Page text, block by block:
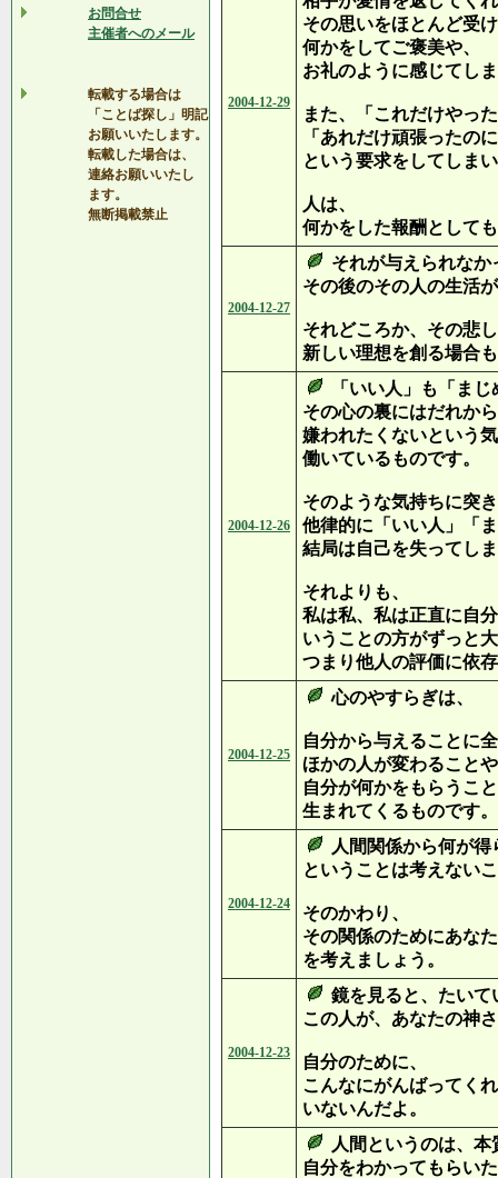
お問合せ
主催者へのメール
転載する場合は
「ことば探し」明記
お願いいたします。
転載した場合は、
連絡お願いいたし
ます。
無断掲載禁止
2004-12-29
その思いをほとんど受
何かをしてご褒美や、
お礼のように感じてし
また、「これだけやっ
「あれだけ頑張ったの
という要求をしてしま
人は、
何かをした報酬として
2004-12-27
それが与えられな
その後のその人の生活
それどころか、その悲
新しい理想を創る場合
2004-12-26
「いい人」も「ま
その心の裏にはだれか
嫌われたくないという
働いているものです。
そのような気持ちに突
他律的に「いい人」「
結局は自己を失ってし
それよりも、
私は私、私は正直に自
いうことの方がずっと
つまり他人の評価に依
2004-12-25
心のやすらぎは、
自分から与えることに
ほかの人が変わること
自分が何かをもらうこ
生まれてくるものです。
2004-12-24
人間関係から何が得
ということは考えない
そのかわり、
その関係のためにあな
を考えましょう。
2004-12-23
鏡を見ると、たいて
この人が、あなたの神
自分のために、
こんなにがんばってく
いないんだよ。
人間というのは、本
自分をわかってもらい